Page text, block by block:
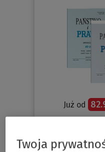
Już od
Twoja